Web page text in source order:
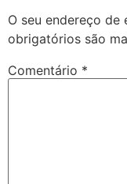
O seu endereço de
obrigatórios são
Comentário *